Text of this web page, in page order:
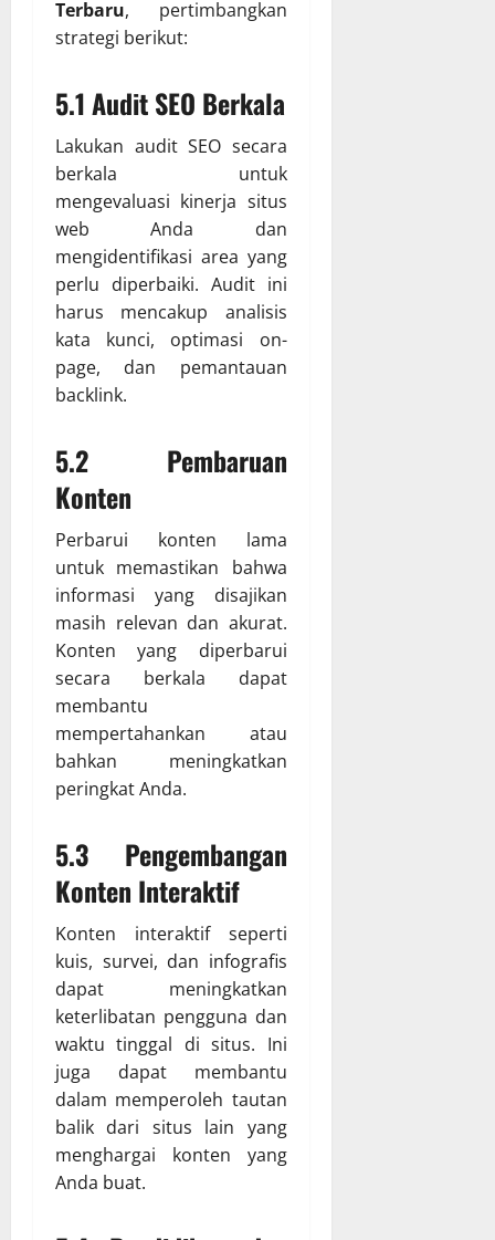
Terbaru, pertimbangkan
strategi berikut:
5.1 Audit SEO Berkala
Lakukan audit SEO secara
berkala untuk
mengevaluasi kinerja situs
web Anda dan
mengidentifikasi area yang
perlu diperbaiki. Audit ini
harus mencakup analisis
kata kunci, optimasi on-
page, dan pemantauan
backlink.
5.2 Pembaruan
Konten
Perbarui konten lama
untuk memastikan bahwa
informasi yang disajikan
masih relevan dan akurat.
Konten yang diperbarui
secara berkala dapat
membantu
mempertahankan atau
bahkan meningkatkan
peringkat Anda.
5.3 Pengembangan
Konten Interaktif
Konten interaktif seperti
kuis, survei, dan infografis
dapat meningkatkan
keterlibatan pengguna dan
waktu tinggal di situs. Ini
juga dapat membantu
dalam memperoleh tautan
balik dari situs lain yang
menghargai konten yang
Anda buat.